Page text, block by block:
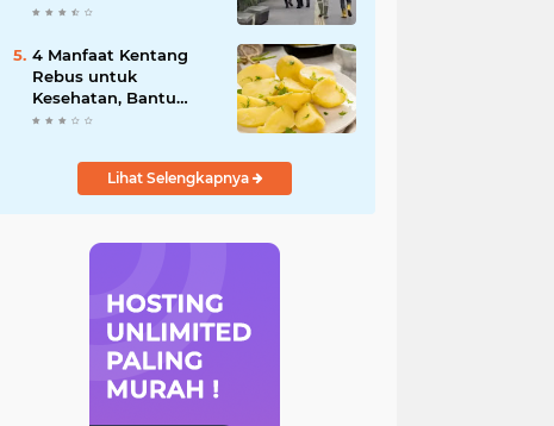
Pelat Palsu dan Kena
4 Manfaat Kentang
Rebus untuk
Kesehatan, Bantu
Turunkan Berat Badan
Pencernaan
Lihat Selengkapnya